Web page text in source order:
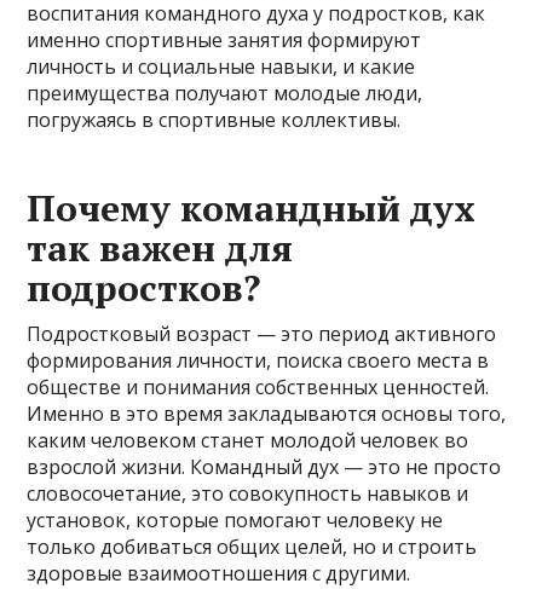
воспитания командного духа у подростков, как
именно спортивные занятия формируют
личность и социальные навыки, и какие
преимущества получают молодые люди,
погружаясь в спортивные коллективы.
Почему командный дух
так важен для
подростков?
Подростковый возраст — это период активного
формирования личности, поиска своего места в
обществе и понимания собственных ценностей.
Именно в это время закладываются основы того,
каким человеком станет молодой человек во
взрослой жизни. Командный дух — это не просто
словосочетание, это совокупность навыков и
установок, которые помогают человеку не
только добиваться общих целей, но и строить
здоровые взаимоотношения с другими.